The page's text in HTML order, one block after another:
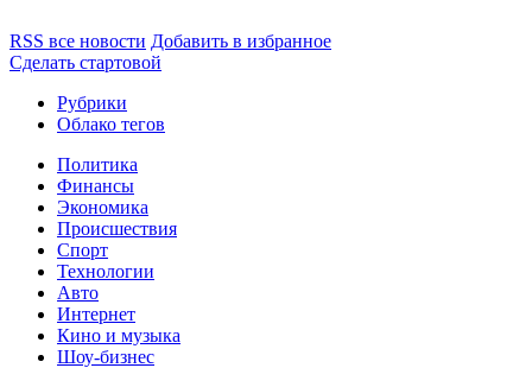
RSS все новости Добавить в избранное
Сделать стартовой
Рубрики
Облако тегов
Политика
Финансы
Экономика
Происшествия
Спорт
Технологии
Авто
Интернет
Кино и музыка
Шоу-бизнес